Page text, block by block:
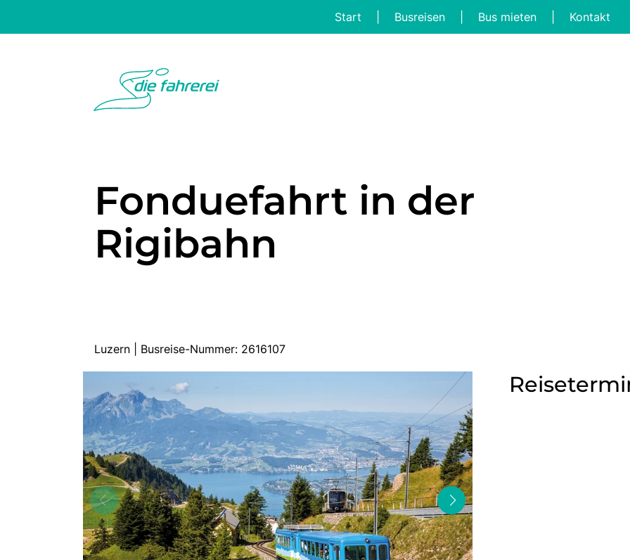
Start Busreisen Bus mieten Kontakt
Fonduefahrt in der
Rigibahn
Luzern | Busreise-Nummer: 2616107